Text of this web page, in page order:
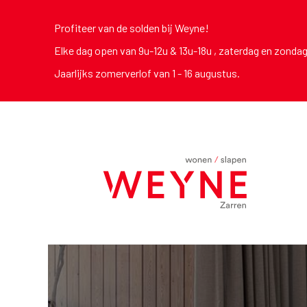
Profiteer van de solden bij Weyne!
Elke dag open van 9u-12u & 13u-18u , zaterdag en
Jaarlijks zomerverlof van 1 - 16 augustus.